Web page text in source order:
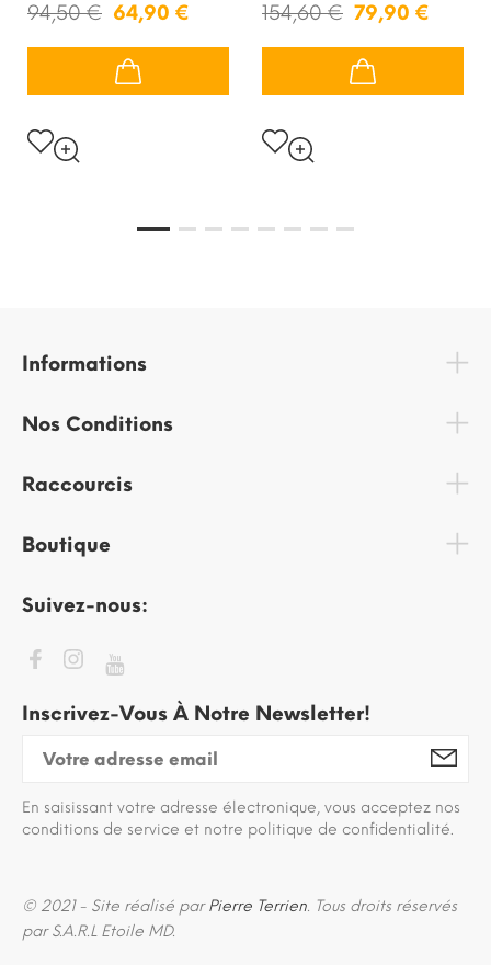
94,50 € 64,90 € 154,60 € 79,90 €
Informations
Nos Conditions
Raccourcis
Boutique
Suivez-nous:
Inscrivez-Vous À Notre Newsletter!
En saisissant votre adresse électronique, vous acceptez nos
conditions de service et notre politique de confidentialité.
© 2021 - Site réalisé parPierre Terrien. Tous droits réservés
par S.A.R.L Etoile MD.